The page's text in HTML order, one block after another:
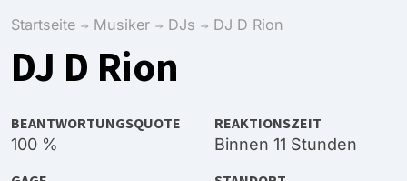
Startseite Musiker DJs DJ D Rion
DJ D Rion
BEANTWORTUNGSQUOTE
100 %
REAKTIONSZEIT
Binnen 11 Stunden